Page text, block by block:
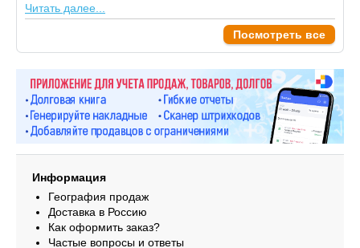
Читать далее...
Посмотреть все
Информация
География продаж
Доставка в Россию
Как оформить заказ?
Частые вопросы и ответы